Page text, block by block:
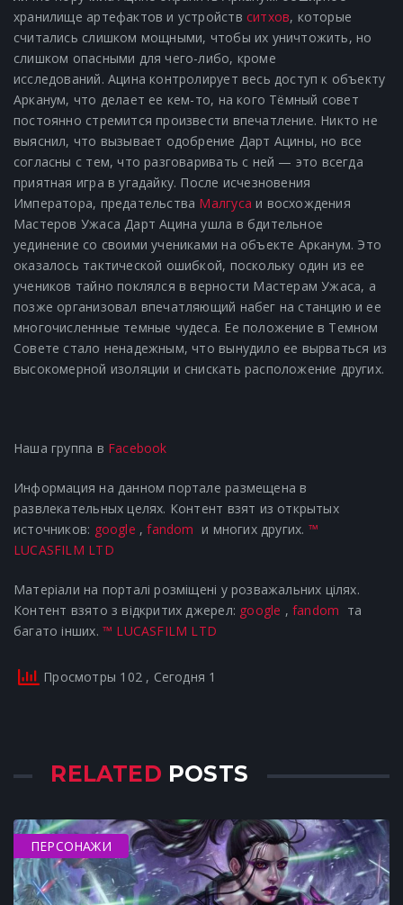
хранилище артефактов и устройств ситхов, которые
считались слишком мощными, чтобы их уничтожить, но
слишком опасными для чего-либо, кроме
исследований. Ацина контролирует весь доступ к объекту
Арканум, что делает ее кем-то, на кого Тёмный совет
постоянно стремится произвести впечатление. Никто не
выяснил, что вызывает одобрение Дарт Ацины, но все
согласны с тем, что разговаривать с ней — это всегда
приятная игра в угадайку. После исчезновения
Императора, предательства Малгуса и восхождения
Мастеров Ужаса Дарт Ацина ушла в бдительное
уединение со своими учениками на объекте Арканум. Это
оказалось тактической ошибкой, поскольку один из ее
учеников тайно поклялся в верности Мастерам Ужаса, а
позже организовал впечатляющий набег на станцию ​​и ее
многочисленные темные чудеса. Ее положение в Темном
Совете стало ненадежным, что вынудило ее вырваться из
высокомерной изоляции и снискать расположение других.
Наша группа в Facebook
Информация на данном портале размещена в
развлекательных целях. Контент взят из открытых
источников: google ,fandom и многих других. ™
LUCASFILM LTD
Матеріали на порталі розміщені у розважальних цілях.
Контент взято з відкритих джерел: google ,fandom та
багато інших. ™ LUCASFILM LTD
Просмотры 102 , Сегодня 1
RELATED POSTS
ПЕРСОНАЖИ